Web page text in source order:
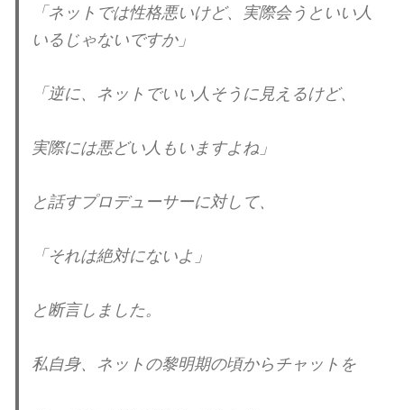
「ネットでは性格悪いけど、実際会うといい人
いるじゃないですか」
「逆に、ネットでいい人そうに見えるけど、
実際には悪どい人もいますよね」
と話すプロデューサーに対して、
「それは絶対にないよ」
と断言しました。
私自身、ネットの黎明期の頃からチャットを